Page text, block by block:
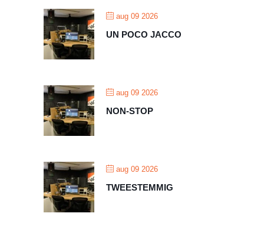
aug 09 2026
UN POCO JACCO
aug 09 2026
NON-STOP
aug 09 2026
TWEESTEMMIG